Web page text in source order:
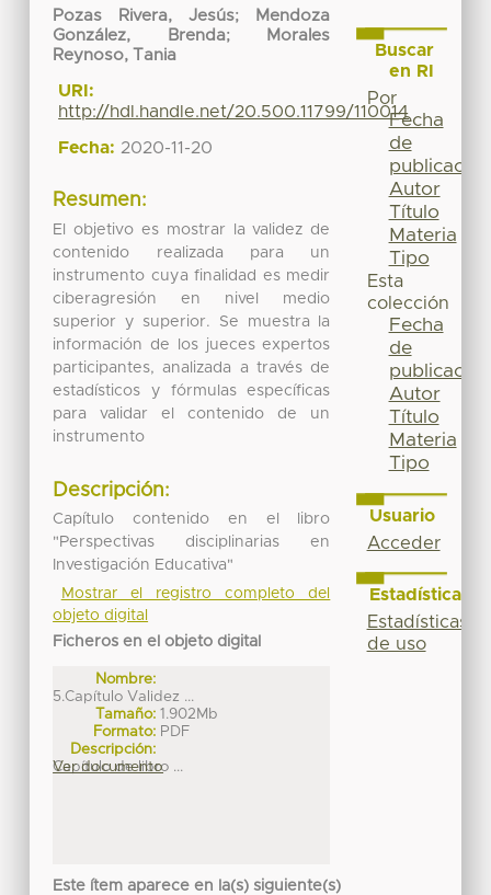
Pozas Rivera, Jesús;
Mendoza
González, Brenda;
Morales
Reynoso, Tania
URI:
http://hdl.handle.net/20.500.11799/110014
Fecha: 2020-11-20
Resumen:
El objetivo es mostrar la validez de
contenido realizada para un
instrumento cuya finalidad es medir
ciberagresión en nivel medio
superior y superior. Se muestra la
información de los jueces expertos
participantes, analizada a través de
estadísticos y fórmulas específicas
para validar el contenido de un
instrumento
Descripción:
Capítulo contenido en el libro
"Perspectivas disciplinarias en
Investigación Educativa"
Mostrar el registro completo del
objeto digital
Ficheros en el objeto digital
Nombre:
5.Capítulo Validez ...
Tamaño: 1.902Mb
Formato: PDF
Descripción:
Capítulo de libro ...
Ver documento
Este ítem aparece en la(s) siguiente(s)
Buscar
en RI
Por
Fecha
de
publicación
Autor
Título
Materia
Tipo
Esta
colección
Fecha
de
publicación
Autor
Título
Materia
Tipo
Usuario
Acceder
Estadísticas
Estadísticas
de uso